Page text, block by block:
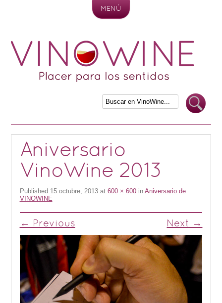
MENÚ
Aniversario
VinoWine 2013
Published 15 octubre, 2013at 600 × 600in Aniversario de
VINOWINE
← Previous Next →